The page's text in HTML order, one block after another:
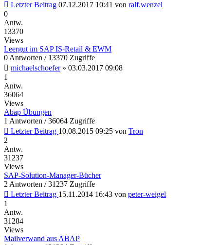
Letzter Beitrag 07.12.2017 10:41 von ralf.wenzel
0
Antw.
13370
Views
Leergut im SAP IS-Retail & EWM
0 Antworten / 13370 Zugriffe
michaelschoefer» 03.03.2017 09:08
1
Antw.
36064
Views
Abap Übungen
1 Antworten / 36064 Zugriffe
Letzter Beitrag 10.08.2015 09:25 von Tron
2
Antw.
31237
Views
SAP-Solution-Manager-Bücher
2 Antworten / 31237 Zugriffe
Letzter Beitrag 15.11.2014 16:43 von peter-weigel
1
Antw.
31284
Views
Mailverwand aus ABAP